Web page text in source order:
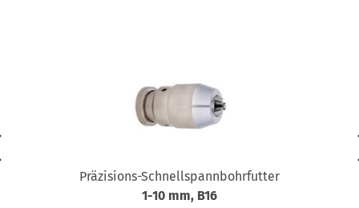
Präzisions-Schnellspannbohrfutter
1-10 mm, B16